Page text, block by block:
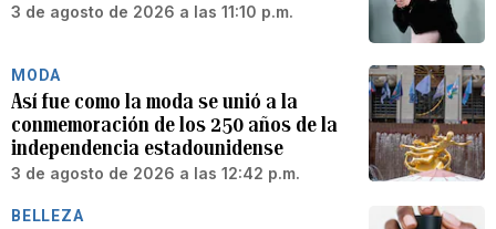
3 de agosto de 2026 a las 11:10 p.m.
MODA
Así fue como la moda se unió a la
conmemoración de los 250 años de la
independencia estadounidense
3 de agosto de 2026 a las 12:42 p.m.
BELLEZA